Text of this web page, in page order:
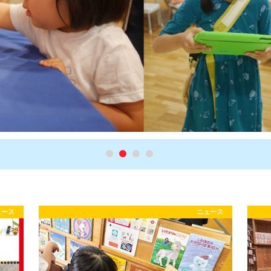
ス ニュース